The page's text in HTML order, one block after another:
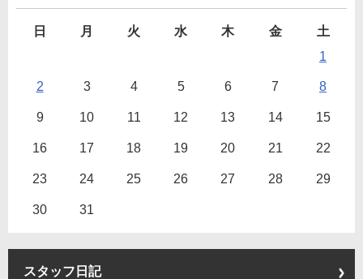
日 月 火 水 木 金
土
1
2 3 4 5 6 7 8
9 10 11 12 13 14 15
16 17 18 19 20 21 22
23 24 25 26 27 28 29
30 31
スタッフ日記